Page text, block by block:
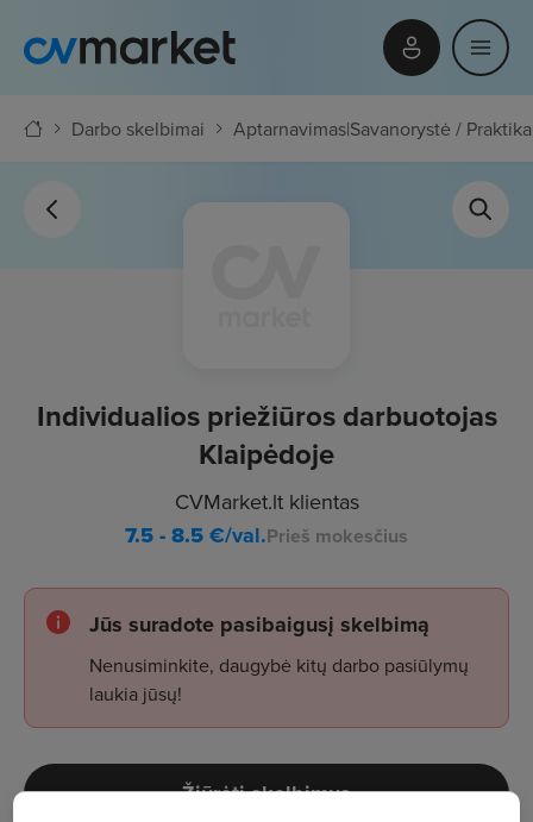
Darbo skelbimai Aptarnavimas|Savanorystė / Praktika
Individualios priežiūros darbuotojas
Klaipėdoje
CVMarket.lt klientas
7.5 - 8.5€/val.Prieš mokesčius
Jūs suradote pasibaigusį skelbimą
Nenusiminkite, daugybė kitų darbo pasiūlymų
laukia jūsų!
Žiūrėti skelbimus